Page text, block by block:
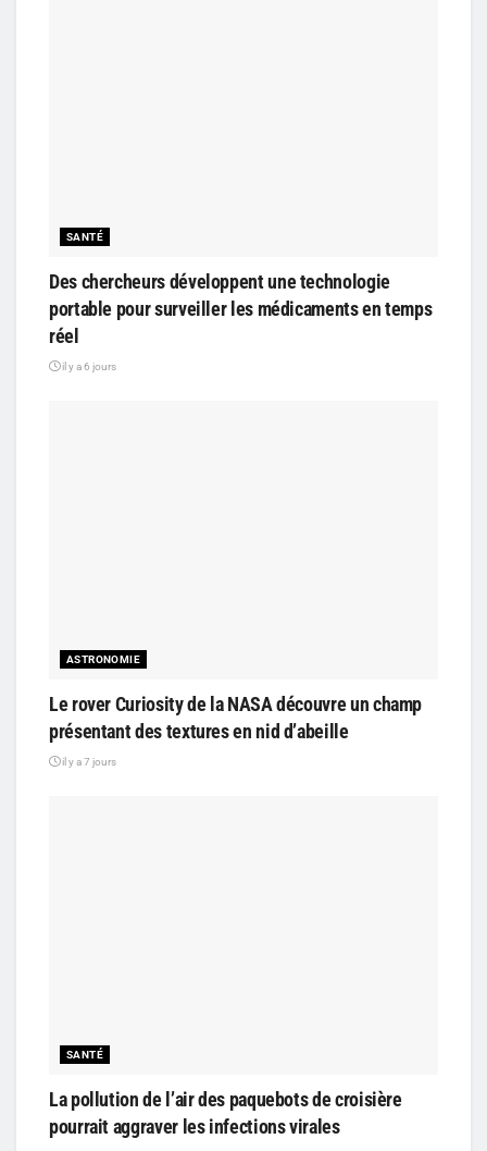
SANTÉ
Des chercheurs développent une technologie
portable pour surveiller les médicaments en temps
réel
il y a 6 jours
ASTRONOMIE
Le rover Curiosity de la NASA découvre un champ
présentant des textures en nid d’abeille
il y a 7 jours
SANTÉ
La pollution de l’air des paquebots de croisière
pourrait aggraver les infections virales